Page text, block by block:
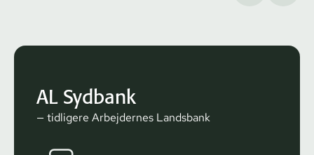
AL Sydbank
— tidligere Arbejdernes Landsbank